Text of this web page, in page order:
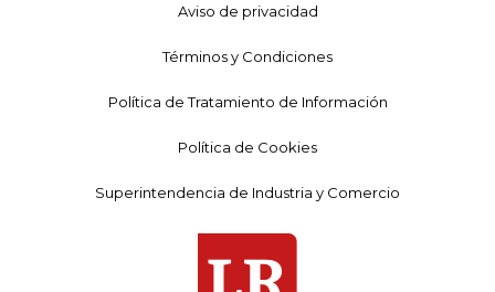
Aviso de privacidad
Términos y Condiciones
Política de Tratamiento de Información
Política de Cookies
Superintendencia de Industria y Comercio